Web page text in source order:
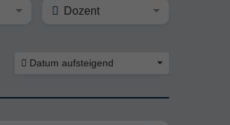
Dozent
Datum aufsteigend